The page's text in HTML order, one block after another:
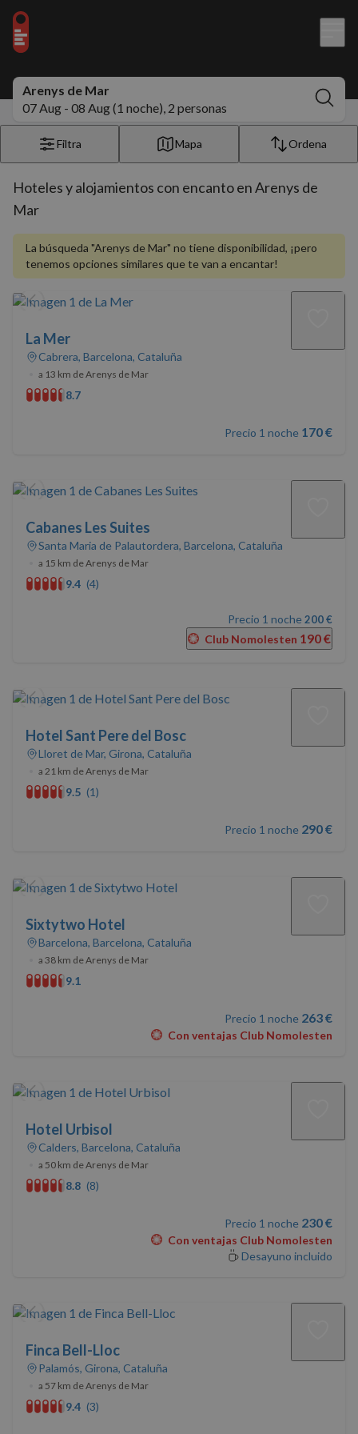
Arenys de Mar
07 Aug - 08 Aug (1 noche), 2 personas
Filtra Mapa Ordena
Hoteles y alojamientos con encanto en Arenys de
Mar
La búsqueda "Arenys de Mar" no tiene disponibilidad, ¡pero
tenemos opciones similares que te van a encantar!
La Mer
Cabrera, Barcelona, Cataluña
a 13 km de Arenys de Mar
8.7
Precio 1 noche 170 €
Cabanes Les Suites
Santa Maria de Palautordera, Barcelona, Cataluña
a 15 km de Arenys de Mar
9.4 (4)
Precio 1 noche 200 €
Club Nomolesten 190 €
Hotel Sant Pere del Bosc
Lloret de Mar, Girona, Cataluña
a 21 km de Arenys de Mar
9.5 (1)
Precio 1 noche 290 €
Sixtytwo Hotel
Barcelona, Barcelona, Cataluña
a 38 km de Arenys de Mar
9.1
Precio 1 noche 263 €
Con ventajas Club Nomolesten
Hotel Urbisol
Calders, Barcelona, Cataluña
a 50 km de Arenys de Mar
8.8 (8)
Precio 1 noche 230 €
Con ventajas Club Nomolesten
Desayuno incluido
Finca Bell-Lloc
Palamós, Girona, Cataluña
a 57 km de Arenys de Mar
9.4 (3)